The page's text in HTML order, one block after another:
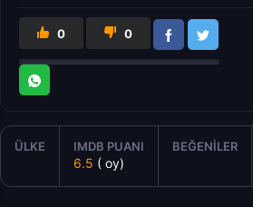
0 0
ÜLKE IMDB PUANI
6.5 ( oy)
BEĞENILER